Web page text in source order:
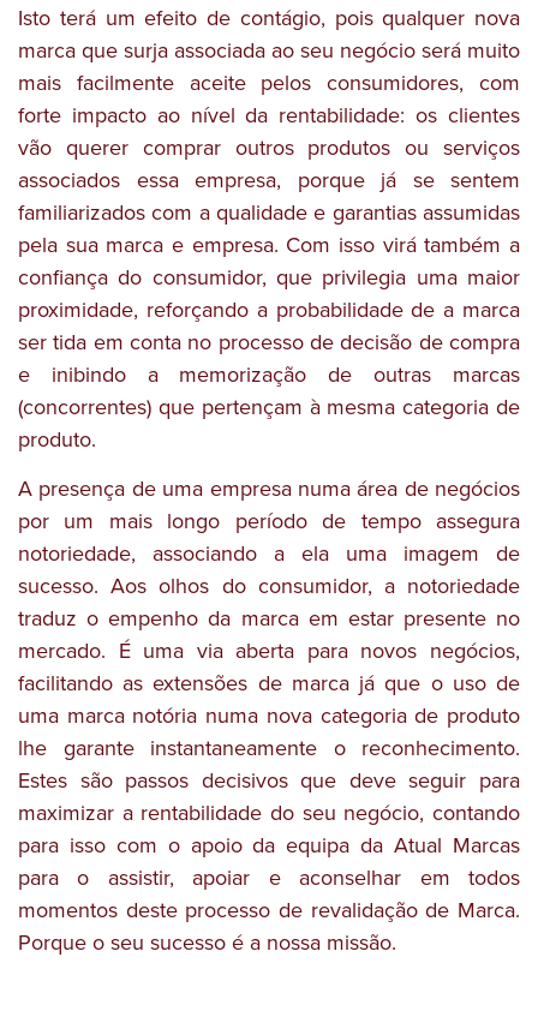
Isto terá um efeito de contágio, pois qualquer nova
marca que surja associada ao seu negócio será muito
mais facilmente aceite pelos consumidores, com
forte impacto ao nível da rentabilidade: os clientes
vão querer comprar outros produtos ou serviços
associados essa empresa, porque já se sentem
familiarizados com a qualidade e garantias assumidas
pela sua marca e empresa. Com isso virá também a
confiança do consumidor, que privilegia uma maior
proximidade, reforçando a probabilidade de a marca
ser tida em conta no processo de decisão de compra
e inibindo a memorização de outras marcas
(concorrentes) que pertençam à mesma categoria de
produto.
A presença de uma empresa numa área de negócios
por um mais longo período de tempo assegura
notoriedade, associando a ela uma imagem de
sucesso. Aos olhos do consumidor, a notoriedade
traduz o empenho da marca em estar presente no
mercado. É uma via aberta para novos negócios,
facilitando as extensões de marca já que o uso de
uma marca notória numa nova categoria de produto
lhe garante instantaneamente o reconhecimento.
Estes são passos decisivos que deve seguir para
maximizar a rentabilidade do seu negócio, contando
para isso com o apoio da equipa da Atual Marcas
para o assistir, apoiar e aconselhar em todos
momentos deste processo de revalidação de Marca.
Porque o seu sucesso é a nossa missão.